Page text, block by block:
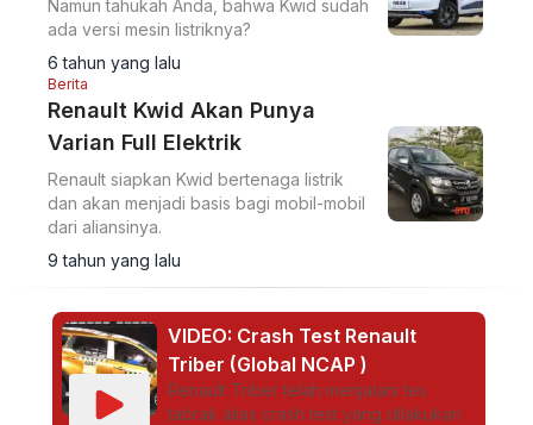
Namun tahukah Anda, bahwa Kwid sudah
ada versi mesin listriknya?
6 tahun yang lalu
Berita
Renault Kwid Akan Punya
Varian Full Elektrik
Renault siapkan Kwid bertenaga listrik
dan akan menjadi basis bagi mobil-mobil
dari aliansinya.
9 tahun yang lalu
VIDEO: Crash Test Renault
Triber (Global NCAP )
Renault Triber telah menjalani tes
tabrak alias crash test yang dilakukan